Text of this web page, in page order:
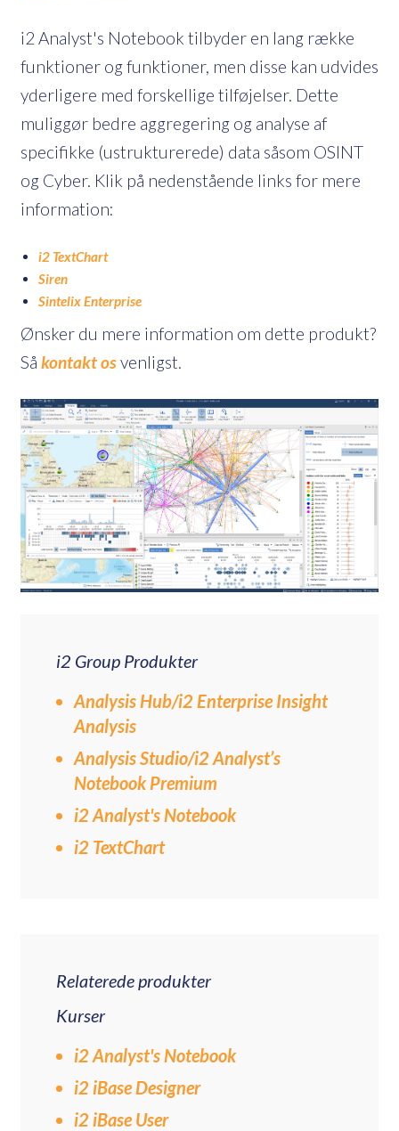
i2 Analyst's Notebook tilbyder en lang række
funktioner og funktioner, men disse kan udvides
yderligere med forskellige tilføjelser. Dette
muliggør bedre aggregering og analyse af
specifikke (ustrukturerede) data såsom OSINT
og Cyber. Klik på nedenstående links for mere
information:
i2 TextChart
Siren
Sintelix Enterprise
Ønsker du mere information om dette produkt?
Så kontakt osvenligst.
i2 Group Produkter
Analysis Hub/i2 Enterprise Insight
Analysis
Analysis Studio/i2 Analyst’s
Notebook Premium
i2 Analyst's Notebook
i2 TextChart
Relaterede produkter
Kurser
i2 Analyst's Notebook
i2 iBase Designer
i2 iBase User